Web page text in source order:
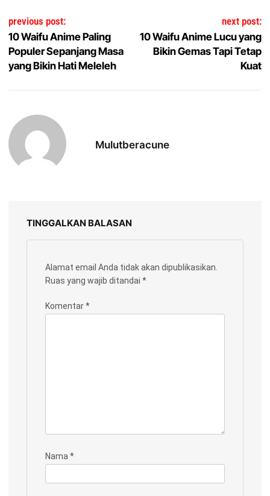
Navigasi pos
previous post:
10 Waifu Anime Paling
Populer Sepanjang Masa
yang Bikin Hati Meleleh
next post:
10 Waifu Anime Lucu yang
Bikin Gemas Tapi Tetap
Kuat
Mulutberacune
TINGGALKAN BALASAN
Alamat email Anda tidak akan dipublikasikan.
Ruas yang wajib ditandai *
Komentar*
Nama *